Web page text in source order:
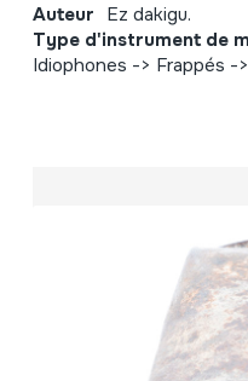
Auteur Ez dakigu.
Type d'instrument de
Idiophones -> Frappés -